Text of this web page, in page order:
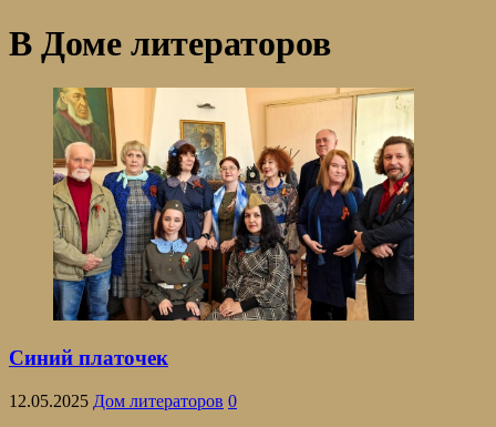
В Доме литераторов
Cиний платочек
12.05.2025 Дом литераторов 0